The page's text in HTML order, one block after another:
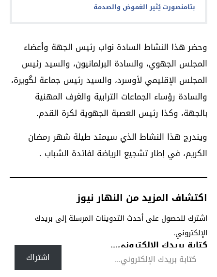
بتامنصورت يُثير الغموض والصدمة
وحضر هذا النشاط السادة نواب رئيس الجهة وأعضاء
المجلس الجهوي، والسادة البرلمانيون، والسيد رئيس
المجلس الإقليمي لأوسرد، والسيد رئيس جماعة لگويرة،
والسادة رؤساء الجماعات الترابية والغرف المهنية
بالجهة، وكذا رئيس العصبة الجهوية لكرة القدم.
ويندرج هذا النشاط الذي سيمتد طيلة شهر رمضان
الكريم، في إطار تشجيع الرياضة لفائدة الشباب .
اكتشاف المزيد من النهار نيوز
اشترك للحصول على أحدث التدوينات المرسلة إلى بريدك
الإلكتروني.
كتابة بريدك الإلكتروني...
اشتراك